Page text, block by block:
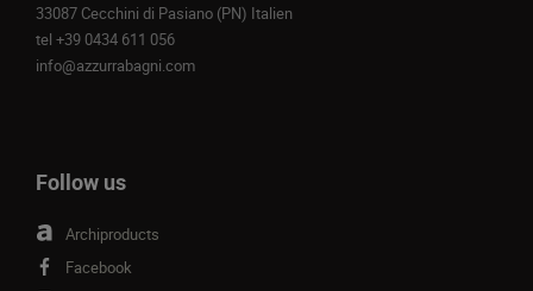
33087 Cecchini di Pasiano (PN) Italien
tel +39 0434 611 056
info@azzurrabagni.com
Follow us
Archiproducts
Facebook